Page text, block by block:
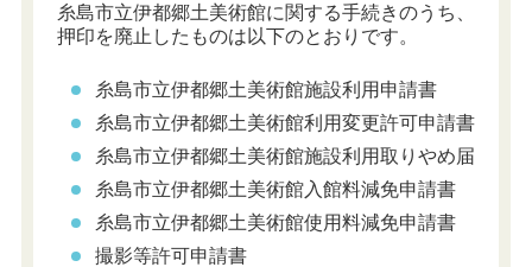
糸島市立伊都郷土美術館に関する手続きのうち、
押印を廃止したものは以下のとおりです。
糸島市立伊都郷土美術館施設利用申請書
糸島市立伊都郷土美術館利用変更許可申請書
糸島市立伊都郷土美術館施設利用取りやめ届
糸島市立伊都郷土美術館入館料減免申請書
糸島市立伊都郷土美術館使用料減免申請書
撮影等許可申請書